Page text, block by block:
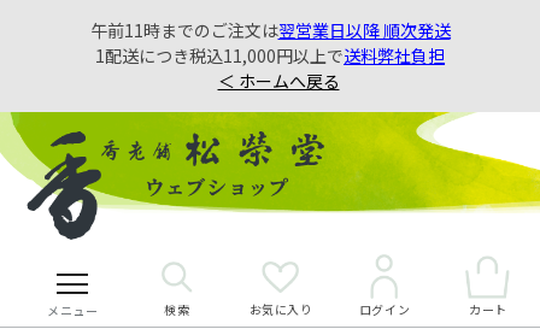
午前11時までのご注文は翌営業日以降 順次発送
1配送につき税込11,000円以上で送料弊社負担
＜ ホームへ戻る
メニュー 検索 お気に入り ログイン カート